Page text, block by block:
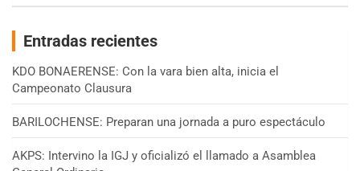
Entradas recientes
KDO BONAERENSE: Con la vara bien alta, inicia el
Campeonato Clausura
BARILOCHENSE: Preparan una jornada a puro espectáculo
AKPS: Intervino la IGJ y oficializó el llamado a Asamblea